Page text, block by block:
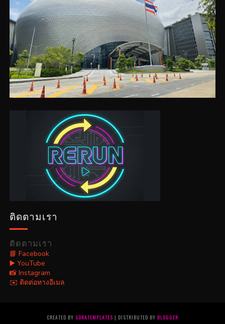
ติดตามเรา
ติดตามเรา
📘 Facebook
▶️ YouTube
📸 Instagram
✉️ ติดต่อทางอีเมล
CREATED BY SORATEMPLATES | DISTRIBUTED BY BLOGGER